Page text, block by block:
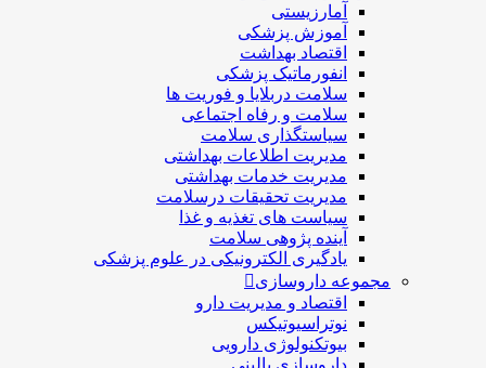
آمارزیستی
آموزش پزشکی
اقتصاد بهداشت
انفورماتیک پزشکی
سلامت دربلايا و فوريت ها
سلامت و رفاه اجتماعی
سیاستگذاری سلامت
مدیریت اطلاعات بهداشتی
مدیریت خدمات بهداشتی
مدیریت تحقیقات درسلامت
سیاست های تغذیه و غذا
آینده پژوهی سلامت
یادگیری الکترونیکی در علوم پزشکی
مجموعه داروسازی
اقتصاد و مديريت دارو
نوتراسیوتیکس
بيوتكنولوژی دارویی
داروسازی بالينی